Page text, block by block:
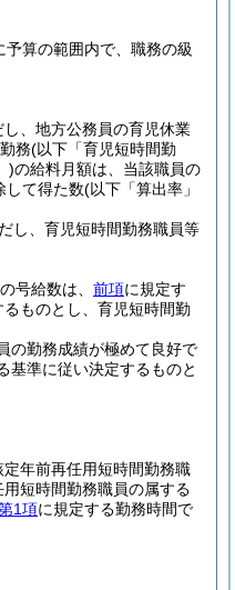
算の範囲内で、職務の級
し、地方公務員の育児休業
務(以下「育児短時間勤
)の給料月額は、当該職員の
して得た数(以下「算出率」
し、育児短時間勤務職員等
号給数は、 前項に規定す
ものとし、育児短時間勤
の勤務成績が極めて良好で
基準に従い決定するものと
年前再任用短時間勤務職
短時間勤務職員の属する
1項に規定する勤務時間で